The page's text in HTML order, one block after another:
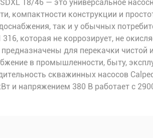
18/46 — это универсальное
компактности конструкции и
так и у обычных
которая не коррозирует, не
для перекачки
в промышленности, быту,
скважинных насосов
и напряжением 380 В работает с